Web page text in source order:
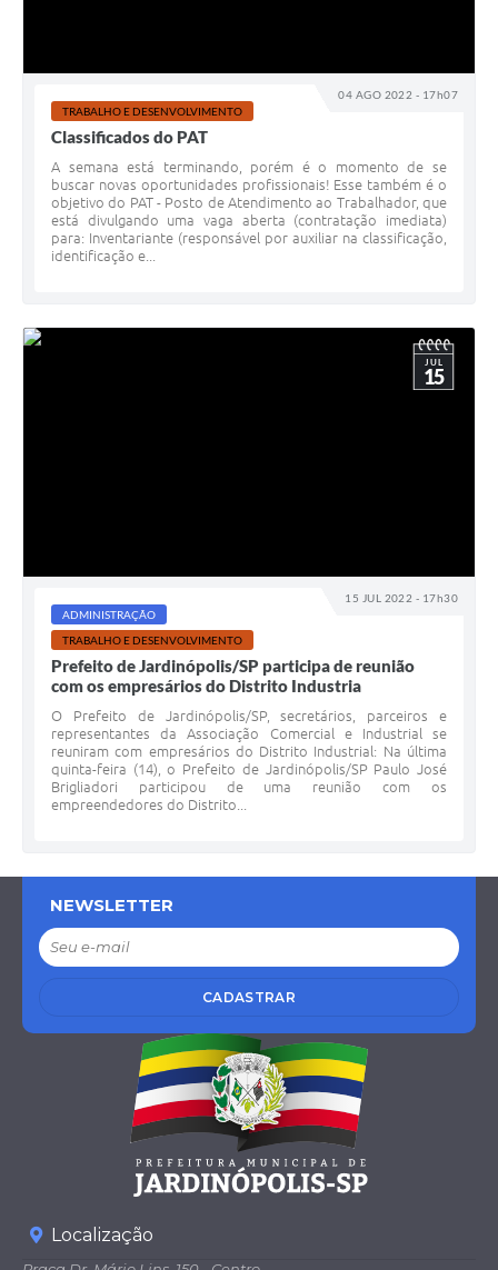
04 AGO 2022 - 17h07
TRABALHO E DESENVOLVIMENTO
Classificados do PAT
A semana está terminando, porém é o momento de se
buscar novas oportunidades profissionais! Esse também é o
objetivo do PAT - Posto de Atendimento ao Trabalhador, que
está divulgando uma vaga aberta (contratação imediata)
para: Inventariante (responsável por auxiliar na classificação,
identificação e...
15 JUL 2022 - 17h30
JUL
15
ADMINISTRAÇÃO
TRABALHO E DESENVOLVIMENTO
Prefeito de Jardinópolis/SP participa de reunião
com os empresários do Distrito Industria
O Prefeito de Jardinópolis/SP, secretários, parceiros e
representantes da Associação Comercial e Industrial se
reuniram com empresários do Distrito Industrial: Na última
quinta-feira (14), o Prefeito de Jardinópolis/SP Paulo José
Brigliadori participou de uma reunião com os
empreendedores do Distrito...
NEWSLETTER
CADASTRAR
Localização